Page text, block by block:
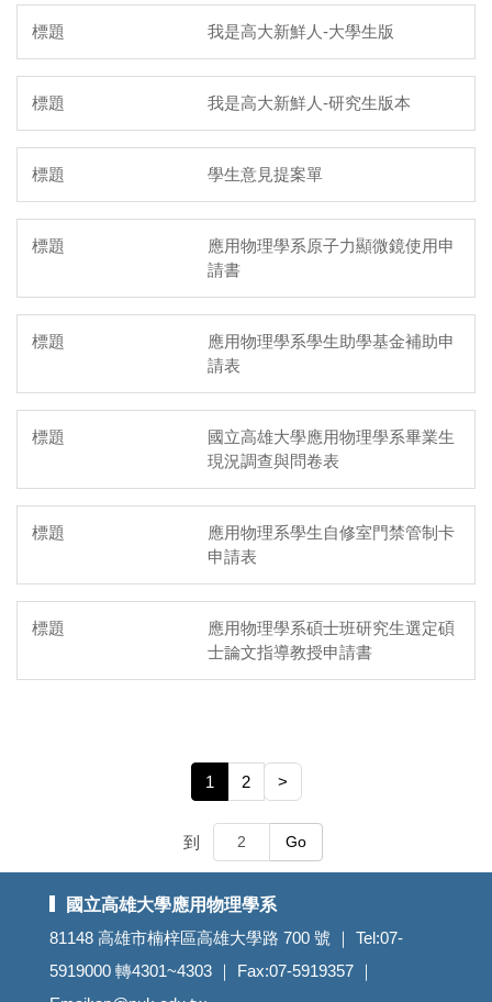
我是高大新鮮人-大學生版
我是高大新鮮人-研究生版本
學生意見提案單
應用物理學系原子力顯微鏡使用申
請書
應用物理學系學生助學基金補助申
請表
國立高雄大學應用物理學系畢業生
現況調查與問卷表
應用物理系學生自修室門禁管制卡
申請表
應用物理學系碩士班研究生選定碩
士論文指導教授申請書
1 2 >
到 Go
國立高雄大學應用物理學系
81148 高雄市楠梓區高雄大學路 700 號 ｜ Tel:07-
5919000 轉4301~4303 ｜ Fax:07-5919357 ｜